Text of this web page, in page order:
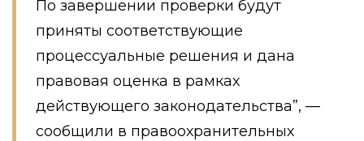
По завершении проверки будут
приняты соответствующие
процессуальные решения и дана
правовая оценка в рамках
действующего законодательства”, —
сообщили в правоохранительных